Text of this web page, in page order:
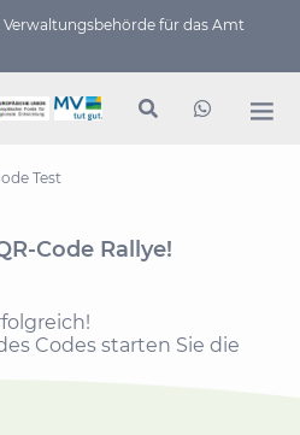
für das Amt
Test
Code Rallye!
Codes starten Sie die